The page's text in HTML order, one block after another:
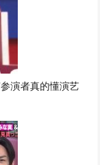
演者真的懂演艺